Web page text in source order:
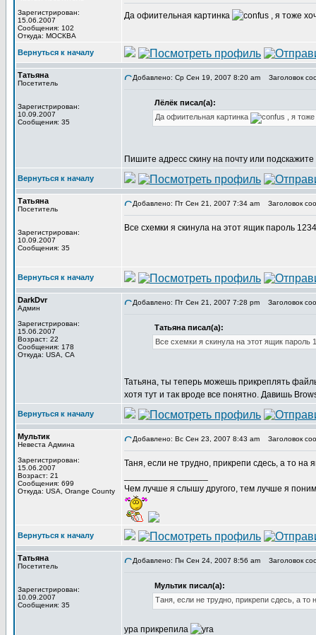
Зарегистрирован:
15.06.2007
Сообщения: 102
Откуда: МОСКВА
Да офиительная картинка , я тоже
Вернуться к началу
Татьяна
Посетитель
Зарегистрирован:
10.09.2007
Сообщения: 35
Добавлено: Ср Сен 19, 2007 8:20 am Заголовок
Лёлёк писал(а):
Да офиительная картинка
, я
Пишите адресс скину на почту или
Вернуться к началу
Татьяна
Посетитель
Зарегистрирован:
10.09.2007
Сообщения: 35
Добавлено: Пт Сен 21, 2007 7:34 am Заголовок
Все схемки я скинула на этот ящик пароль
Вернуться к началу
DarkDvr
Админ
Зарегистрирован:
15.06.2007
Возраст: 22
Сообщения: 178
Откуда: USA, CA
Добавлено: Пт Сен 21, 2007 7:28 pm Заголовок
Татьяна писал(а):
Все схемки я скинула на этот ящик пароль
Татьяна, ты теперь можешь прикреплять
хотя тут и так вроде все понятно. Давишь
Вернуться к началу
Мультик
Невеста Админа
Зарегистрирован:
15.06.2007
Возраст: 21
Сообщения: 699
Откуда: USA, Orange County
Добавлено: Вс Сен 23, 2007 8:43 am Заголовок
Таня, если не трудно, прикрепи сдесь, а то на
Чем лучше я слышу другого, тем лучше я
Вернуться к началу
Татьяна
Посетитель
Зарегистрирован:
10.09.2007
Сообщения: 35
Добавлено: Пн Сен 24, 2007 8:56 am Заголовок
Мультик писал(а):
Таня, если не трудно, прикрепи сдесь, а то
ура прикрепила